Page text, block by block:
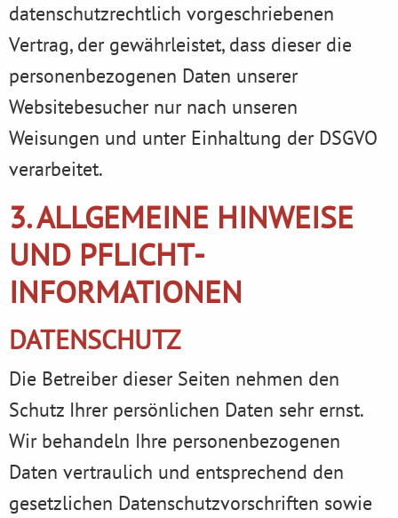
datenschutzrechtlich vorgeschriebenen
Vertrag, der gewährleistet, dass dieser die
personenbezogenen Daten unserer
Websitebesucher nur nach unseren
Weisungen und unter Einhaltung der DSGVO
verarbeitet.
3. ALLGEMEINE HINWEISE
UND PFLICHT­
INFORMATIONEN
DATENSCHUTZ
Die Betreiber dieser Seiten nehmen den
Schutz Ihrer persönlichen Daten sehr ernst.
Wir behandeln Ihre personenbezogenen
Daten vertraulich und entsprechend den
gesetzlichen Datenschutzvorschriften sowie